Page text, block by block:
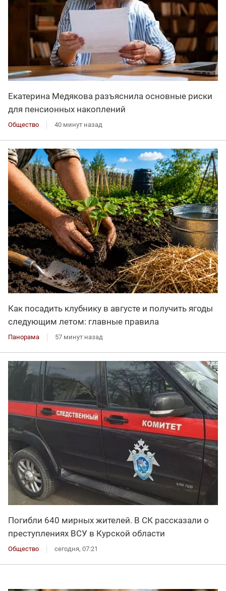
Екатерина Медякова разъяснила основные риски
для пенсионных накоплений
Общество 40 минут назад
Как посадить клубнику в августе и получить ягоды
следующим летом: главные правила
Панорама 57 минут назад
Погибли 640 мирных жителей. В СК рассказали о
преступлениях ВСУ в Курской области
Общество сегодня, 07:21